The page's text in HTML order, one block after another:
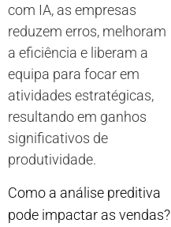
com IA, as empresas
reduzem erros, melhoram
a eficiência e liberam a
equipa para focar em
atividades estratégicas,
resultando em ganhos
significativos de
produtividade.
Como a análise preditiva
pode impactar as vendas?